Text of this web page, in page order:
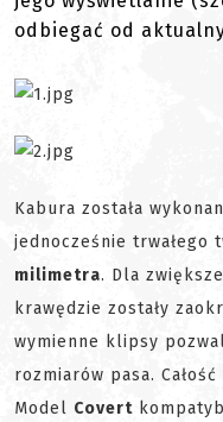
odbiegać od
Kabura została
jednocześnie trwałego
milimetra. Dla
krawędzie zostały
wymienne klipsy
rozmiarów pasa.
Model Covert